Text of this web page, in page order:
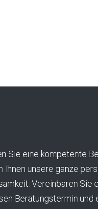
Sie eine kompetente
Ihnen unsere ganze
Vereinbaren Sie
Beratungstermin und